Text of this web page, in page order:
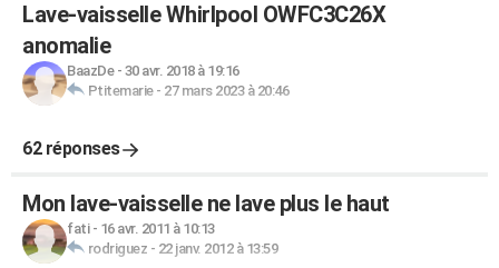
Lave-vaisselle Whirlpool OWFC3C26X
anomalie
BaazDe- 30 avr. 2018 à 19:16
Ptitemarie- 27 mars 2023 à 20:46
62 réponses
Mon lave-vaisselle ne lave plus le haut
fati- 16 avr. 2011 à 10:13
rodriguez - 22 janv. 2012 à 13:59